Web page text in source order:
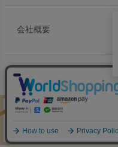
会社概要
特定商取引法表示
Copyright ©2021 Meiko